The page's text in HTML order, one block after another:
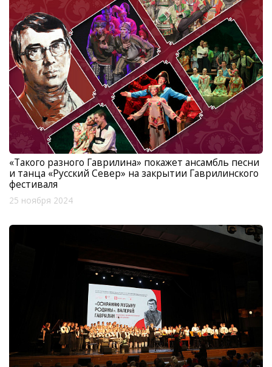
«Такого разного Гаврилина» покажет ансамбль песни
и танца «Русский Север» на закрытии Гаврилинского
фестиваля
25 ноября 2024